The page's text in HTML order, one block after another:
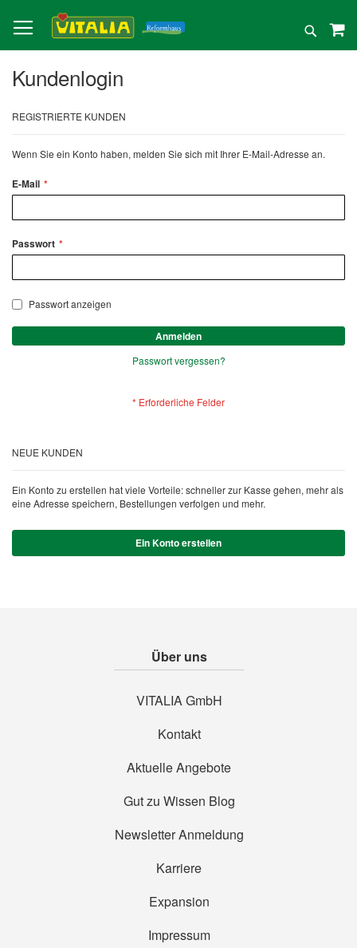
zum
Inhalt
Suche
Kundenlogin
REGISTRIERTE KUNDEN
Wenn Sie ein Konto haben, melden Sie sich mit Ihrer E-Mail-Adresse an.
E-Mail
Passwort
Passwort anzeigen
Anmelden
Passwort vergessen?
NEUE KUNDEN
Ein Konto zu erstellen hat viele Vorteile: schneller zur Kasse gehen, mehr als
eine Adresse speichern, Bestellungen verfolgen und mehr.
Ein Konto erstellen
Über uns
VITALIA GmbH
Kontakt
Aktuelle Angebote
Gut zu Wissen Blog
Newsletter Anmeldung
Karriere
Expansion
Impressum